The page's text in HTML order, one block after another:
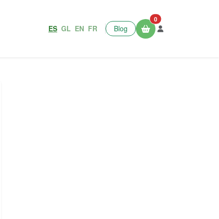
ES GL EN FR Blog
0